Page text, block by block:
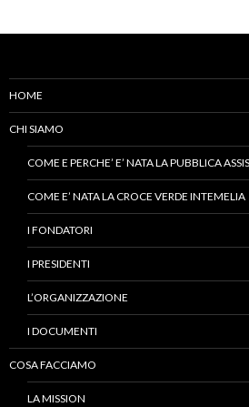
HOME
CHI SIAMO
COME E PERCHE’ E’ NATA LA PUBBLICA
COME E’ NATA LA CROCE VERDE INTEMELIA
I FONDATORI
I PRESIDENTI
L’ORGANIZZAZIONE
I DOCUMENTI
COSA FACCIAMO
LA MISSION